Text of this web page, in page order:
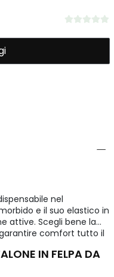
nel
e il suo elastico in
attive. Scegli bene la
comfort tutto il
IN FELPA DA